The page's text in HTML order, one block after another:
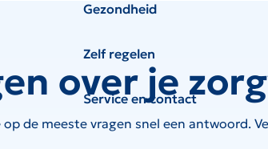
Gezondheid
Zelf regelen
Service en contact
over je
de meeste vragen snel een antwoord.